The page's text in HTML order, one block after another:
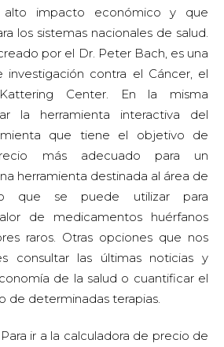
alto impacto económico y que
los sistemas nacionales de salud.
por el Dr. Peter Bach, es una
contra el Cáncer, el
Center. En la misma
la herramienta interactiva del
que tiene el objetivo de
más adecuado para un
herramienta destinada al área de
que se puede utilizar para
de medicamentos huérfanos
raros. Otras opciones que nos
consultar las últimas noticias y
de la salud o cuantificar el
de determinadas terapias.
Para ir a la calculadora de precio de